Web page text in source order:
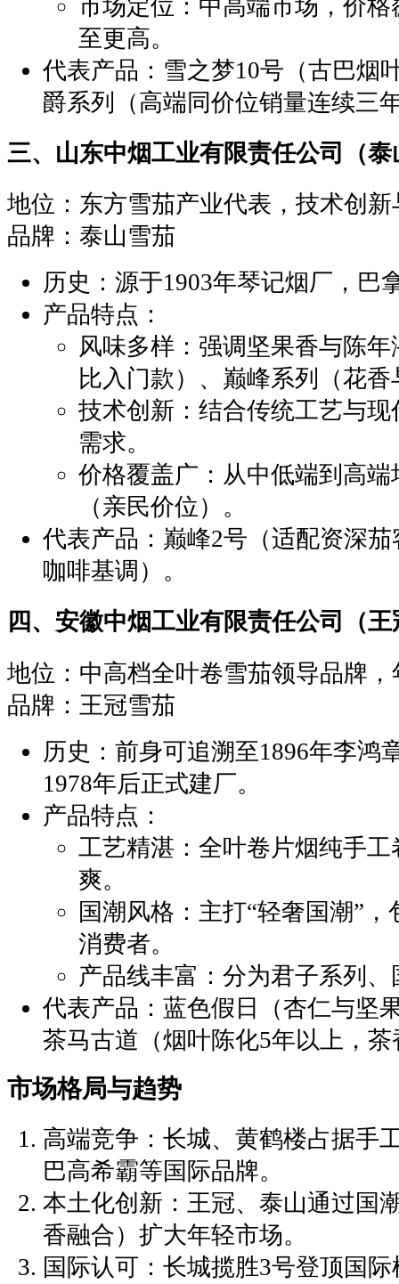
市场定位‌：中高端市场，价
至更高。
代表产品‌：雪之梦10号（古巴烟
爵系列（高端同价位销量连续三
三、山东中烟工业有限责任公司（泰
地位‌：东方雪茄产业代表，技术创
‌品牌‌：泰山雪茄
历史‌：源于1903年琴记烟厂，巴
‌产品特点‌：
风味多样‌：强调坚果香与陈
比入门款）、巅峰系列（花
技术创新‌：结合传统工艺与
需求。
价格覆盖广‌：从中低端到高
（亲民价位）。
代表产品‌：巅峰2号（适配资深
咖啡基调）。
四、安徽中烟工业有限责任公司（
地位‌：中高档全叶卷雪茄领导品牌
‌品牌‌：王冠雪茄
历史‌：前身可追溯至1896年李鸿
1978年后正式建厂。
‌产品特点‌：
工艺精湛‌：全叶卷片烟纯手
爽。
国潮风格‌：主打“轻奢国潮”
消费者。
产品线丰富‌：分为君子系列
代表产品‌：蓝色假日（杏仁与坚
茶马古道（烟叶陈化5年以上，
‌市场格局与趋势‌
高端竞争‌：长城、黄鹤楼占据手
巴高希霸等国际品牌。
本土化创新‌：王冠、泰山通过国
香融合）扩大年轻市场。
国际认可‌：长城揽胜3号登顶国